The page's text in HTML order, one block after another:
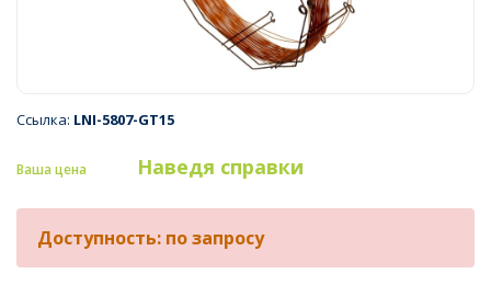
Ссылка: LNI-5807-GT15
Ваша цена Наведя справки
Доступность: по запросу